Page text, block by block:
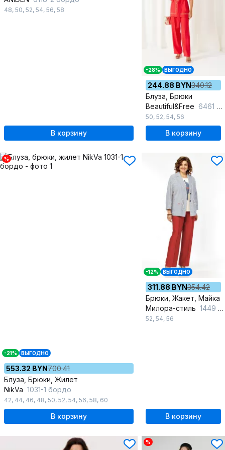
48, 50, 52, 54, 56, 58
В корзину
-28% ВЫГОДНО
244.88 BYN340.12
Блуза, Брюки
Beautiful&Free 6461 красный
50, 52, 54, 56
В корзину
%
-21% ВЫГОДНО
553.32 BYN700.41
Блуза, Брюки, Жилет
NikVa 1031-1 бордо
42, 44, 46, 48, 50, 52, 54, 56, 58, 60
В корзину
-12% ВЫГОДНО
311.88 BYN354.42
Брюки, Жакет, Майка
Милора-стиль 1449 синяя_полоска+красный
52, 54, 56
В корзину
%